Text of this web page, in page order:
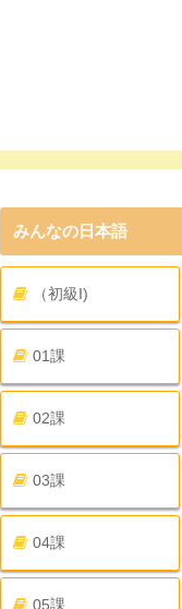
みんなの日本語
（初級I)
01課
02課
03課
04課
05課